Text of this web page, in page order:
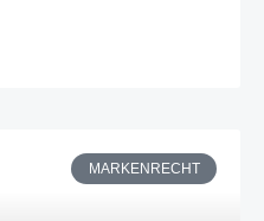
MARKENRECHT